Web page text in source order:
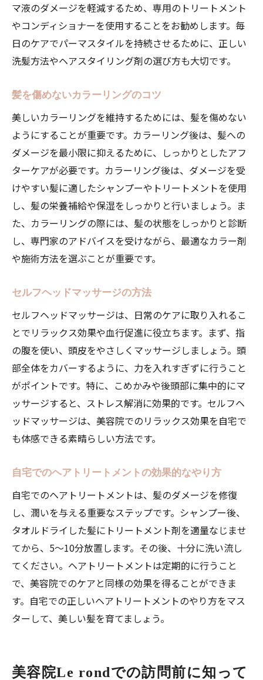
マ液のダメージを軽減するため、専用のトリートメント
やコンディショナーを使用することをお勧めします。毎
日のケアでパーマスタイルを持続させるために、正しい
洗髪方法やヘアスタイリング剤の選び方も大切です。
髪を傷めないカラーリングのコツ
美しいカラーリングを維持するためには、髪を傷めない
ようにすることが重要です。カラーリング後は、髪への
ダメージを最小限に抑えるために、しっかりとしたアフ
ターケアが必要です。カラーリング後は、ダメージを受
けやすい髪に適したシャンプーやトリートメントを使用
し、髪の栄養補給や保湿をしっかりと行いましょう。ま
た、カラーリングの際には、髪の状態をしっかりと診断
し、専門家のアドバイスを受けながら、最適なカラー剤
や施術方法を選ぶことが重要です。
セルフヘッドマッサージの方法
セルフヘッドマッサージは、日常のケアに取り入れるこ
とでリラックス効果や血行促進に役立ちます。まず、指
の腹を使い、頭皮をやさしくマッサージしましょう。頭
部全体をカバーするように、力を入れすぎずに行うこと
がポイントです。特に、こめかみや後頭部に集中的にマ
ッサージすると、ストレス解消に効果的です。セルフヘ
ッドマッサージは、美容院でのリラックス効果を自宅で
も体感できる素晴らしい方法です。
自宅でのヘアトリートメントの効果的なやり方
自宅でのヘアトリートメントは、髪のダメージを修復
し、潤いを与える重要なステップです。シャンプー後、
タオルドライした髪にトリートメント剤を適量なじませ
てから、5〜10分放置します。その後、十分に洗い流し
てください。ヘアトリートメントは定期的に行うこと
で、美容院でのケアと同様の効果を得ることができま
す。自宅での正しいヘアトリートメントのやり方をマス
ターして、美しい髪を育てましょう。
美容院Le rondでの訪問前に知って